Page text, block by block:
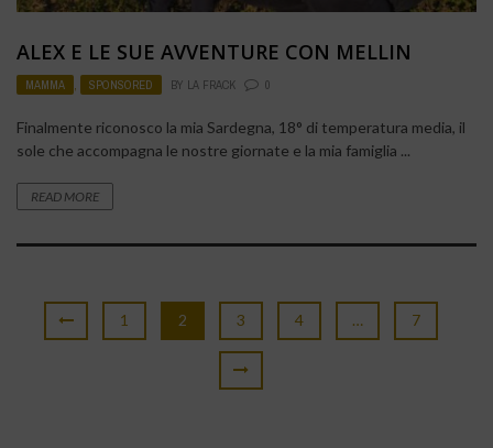
ALEX E LE SUE AVVENTURE CON MELLIN
MAMMA SPONSORED BY LA FRACK 0
Finalmente riconosco la mia Sardegna, 18° di temperatura media, il
sole che accompagna le nostre giornate e la mia famiglia ...
READ MORE
1 2 3 4 … 7